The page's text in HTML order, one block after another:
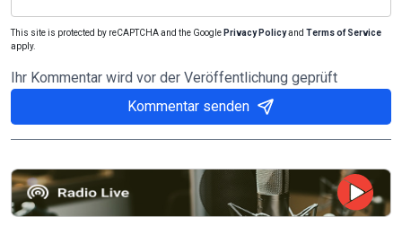
This site is protected by reCAPTCHA and the Google Privacy Policyand Terms of Service
apply.
Ihr Kommentar wird vor der Veröffentlichung geprüft
Kommentar senden